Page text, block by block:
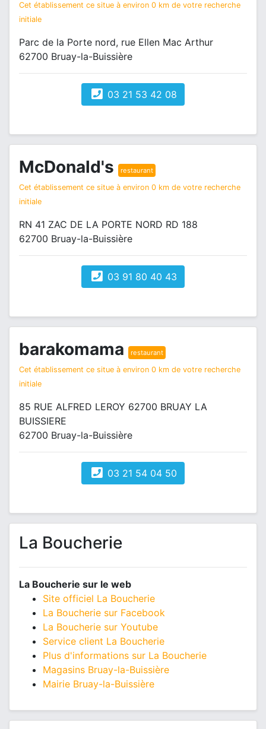
Cet établissement ce situe à environ 0 km de votre recherche
initiale
Parc de la Porte nord, rue Ellen Mac Arthur
62700 Bruay-la-Buissière
03 21 53 42 08
McDonald's restaurant
Cet établissement ce situe à environ 0 km de votre recherche
initiale
RN 41 ZAC DE LA PORTE NORD RD 188
62700 Bruay-la-Buissière
03 91 80 40 43
barakomama restaurant
Cet établissement ce situe à environ 0 km de votre recherche
initiale
85 RUE ALFRED LEROY 62700 BRUAY LA
BUISSIERE
62700 Bruay-la-Buissière
03 21 54 04 50
La Boucherie
La Boucherie sur le web
Site officiel La Boucherie
La Boucherie sur Facebook
La Boucherie sur Youtube
Service client La Boucherie
Plus d'informations sur La Boucherie
Magasins Bruay-la-Buissière
Mairie Bruay-la-Buissière